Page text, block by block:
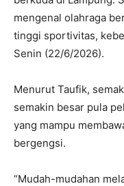
mengenal olahraga
tinggi sportivitas,
Senin (22/6/2026).
Menurut Taufik,
semakin besar pula
yang mampu
bergengsi.
“Mudah-mudahan